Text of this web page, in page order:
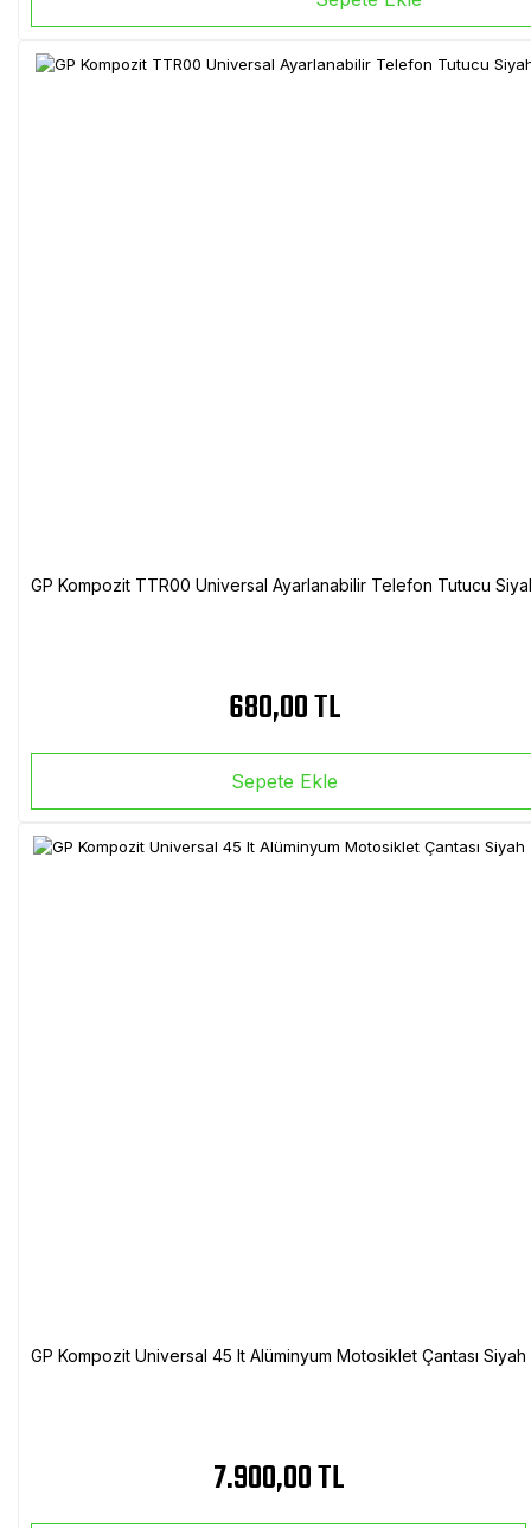
GP Kompozit TTR00 Universal Ayarlanabilir Telefon Tutucu
680,00 TL
Sepete Ekle
GP Kompozit Universal 45 lt Alüminyum Motosiklet Çantası Siyah
7.900,00 TL